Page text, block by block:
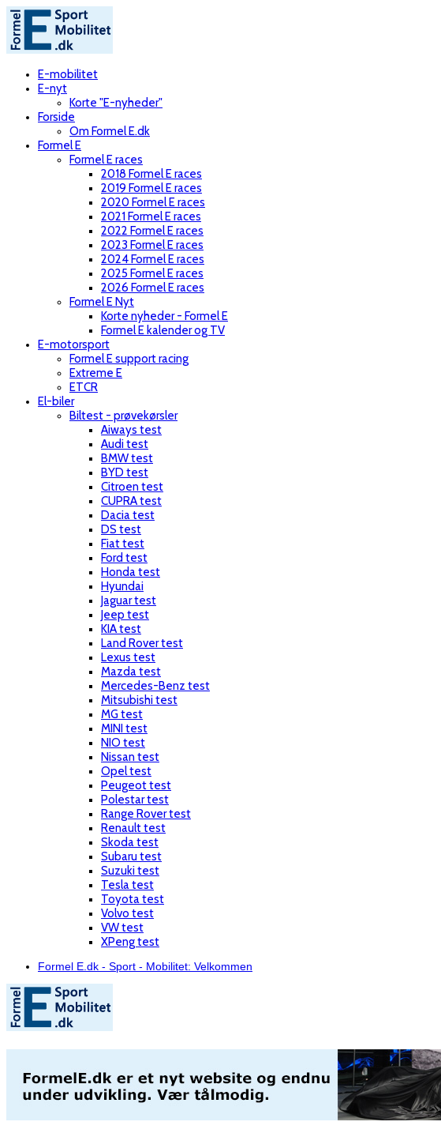
E-mobilitet
E-nyt
Korte "E-nyheder"
Forside
Om Formel E.dk
Formel E
Formel E races
2018 Formel E races
2019 Formel E races
2020 Formel E races
2021 Formel E races
2022 Formel E races
2023 Formel E races
2024 Formel E races
2025 Formel E races
2026 Formel E races
Formel E Nyt
Korte nyheder - Formel E
Formel E kalender og TV
E-motorsport
Formel E support racing
Extreme E
ETCR
El-biler
Biltest - prøvekørsler
Aiways test
Audi test
BMW test
BYD test
Citroen test
CUPRA test
Dacia test
DS test
Fiat test
Ford test
Honda test
Hyundai
Jaguar test
Jeep test
KIA test
Land Rover test
Lexus test
Mazda test
Mercedes-Benz test
Mitsubishi test
MG test
MINI test
NIO test
Nissan test
Opel test
Peugeot test
Polestar test
Range Rover test
Renault test
Skoda test
Subaru test
Suzuki test
Tesla test
Toyota test
Volvo test
VW test
XPeng test
Formel E.dk - Sport - Mobilitet: Velkommen